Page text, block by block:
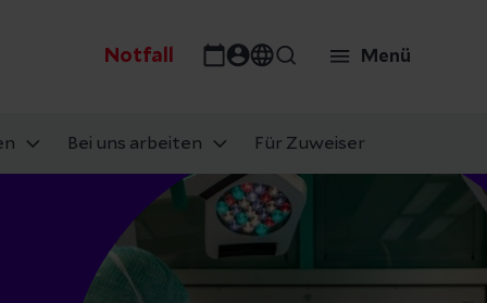
Notfall Menü
Bei uns arbeiten Für Zuweiser